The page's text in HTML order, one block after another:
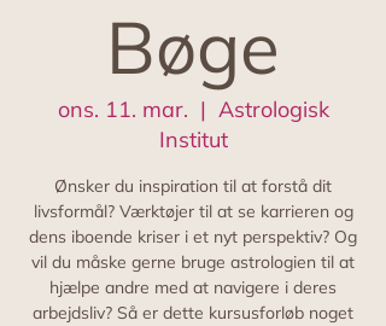
Bøge
ons. 11. mar.
  |
Astrologisk
Institut
Ønsker du inspiration til at forstå dit
livsformål? Værktøjer til at se karrieren og
dens iboende kriser i et nyt perspektiv? Og
vil du måske gerne bruge astrologien til at
hjælpe andre med at navigere i deres
arbejdsliv? Så er dette kursusforløb noget